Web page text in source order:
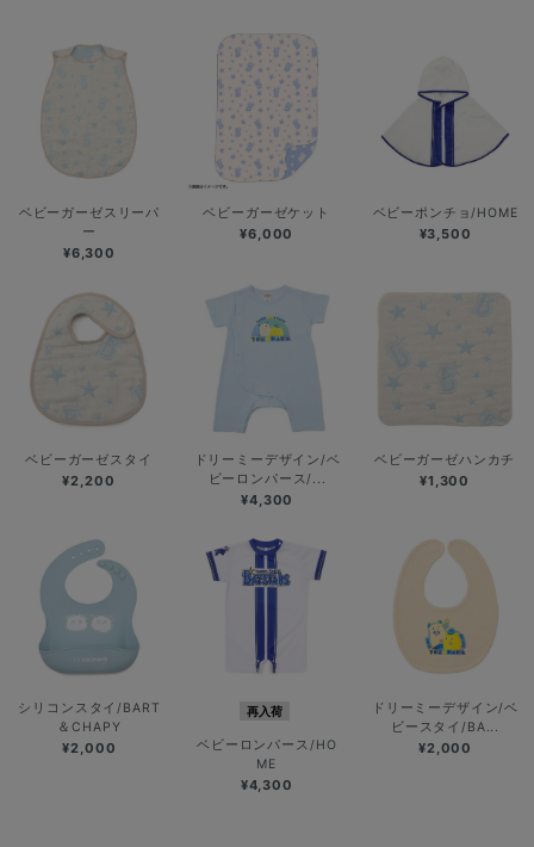
ベビーガーゼスリーパ
ー
¥6,300
ベビーガーゼケット
¥6,000
ベビーポンチョ/HOME
¥3,500
ベビーガーゼスタイ
¥2,200
ドリーミーデザイン/ベ
ビーロンパース/...
¥4,300
ベビーガーゼハンカチ
¥1,300
シリコンスタイ/BART
＆CHAPY
¥2,000
再入荷
ベビーロンパース/HO
ME
¥4,300
ドリーミーデザイン/ベ
ビースタイ/BA...
¥2,000